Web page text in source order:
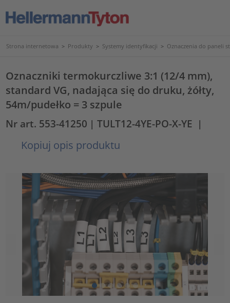
Strona internetowa > Produkty > Systemy identyfikacji > Oznaczenia do paneli
Oznaczniki termokurczliwe 3:1 (12/4 mm),
standard VG, nadająca się do druku, żółty,
54m/pudełko = 3 szpule
Nr art. 553-41250 | TULT12-4YE-PO-X-YE |
Kopiuj opis produktu